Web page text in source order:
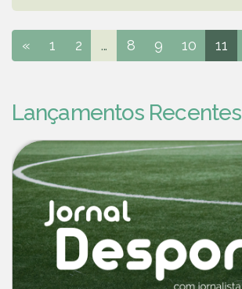
« 1 2 ... 8 9 10 11
Lançamentos Recentes